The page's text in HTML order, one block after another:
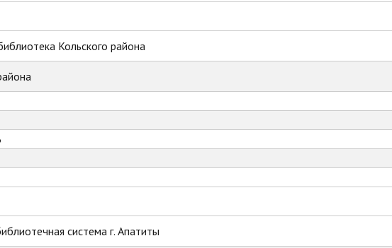
Кольского района
система г. Апатиты